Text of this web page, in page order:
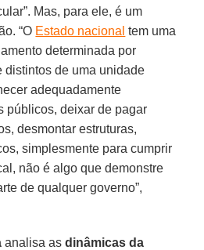
Mas, para ele, é um
“O Estado nacional tem uma
determinada por
distintos de uma unidade
adequadamente
públicos, deixar de pagar
desmontar estruturas,
simplesmente para cumprir
não é algo que demonstre
de qualquer governo”,
analisa asdinâmicas da